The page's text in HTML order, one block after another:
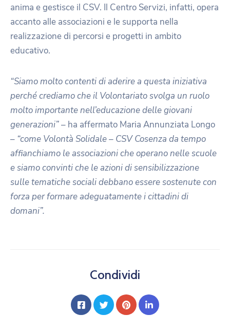
anima e gestisce il CSV. Il Centro Servizi, infatti, opera
accanto alle associazioni e le supporta nella
realizzazione di percorsi e progetti in ambito
educativo.
“Siamo molto contenti di aderire a questa iniziativa
perché crediamo che il Volontariato svolga un ruolo
molto importante nell’educazione delle giovani
generazioni”– ha affermato Maria Annunziata Longo
– “come Volontà Solidale – CSV Cosenza da tempo
affianchiamo le associazioni che operano nelle scuole
e siamo convinti che le azioni di sensibilizzazione
sulle tematiche sociali debbano essere sostenute con
forza per formare adeguatamente i cittadini di
domani”.
Condividi